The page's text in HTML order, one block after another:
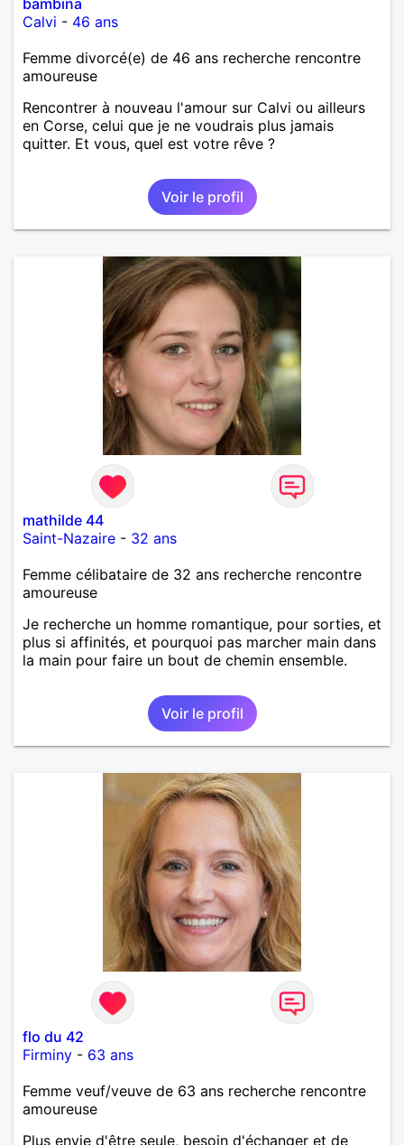
Calvi - 46 ans
Femme divorcé(e) de 46 ans recherche rencontre
amoureuse
Rencontrer à nouveau l'amour sur Calvi ou ailleurs
en Corse, celui que je ne voudrais plus jamais
quitter. Et vous, quel est votre rêve ?
Voir le profil
mathilde 44
Saint-Nazaire - 32 ans
Femme célibataire de 32 ans recherche rencontre
amoureuse
Je recherche un homme romantique, pour sorties, et
plus si affinités, et pourquoi pas marcher main dans
la main pour faire un bout de chemin ensemble.
Voir le profil
flo du 42
Firminy - 63 ans
Femme veuf/veuve de 63 ans recherche rencontre
amoureuse
Plus envie d'être seule, besoin d'échanger et de